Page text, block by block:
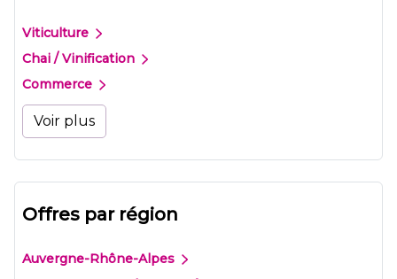
Viticulture
Chai / Vinification
Commerce
Voir plus
Offres par région
Auvergne-Rhône-Alpes